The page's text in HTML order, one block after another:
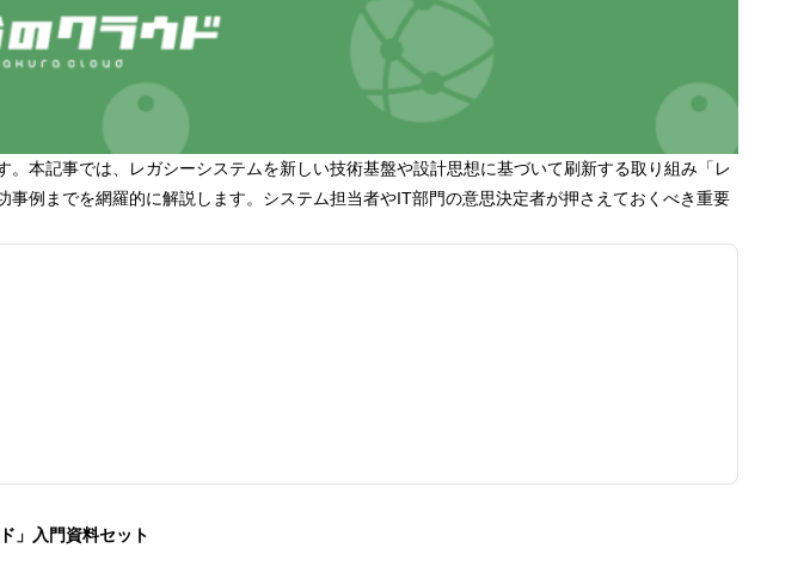
本記事では、レガシーシステムを新しい技術基盤や設計思想に基づいて刷新する取り組み「レ
例までを網羅的に解説します。システム担当者やIT部門の意思決定者が押さえておくべき重要
」入門資料セット